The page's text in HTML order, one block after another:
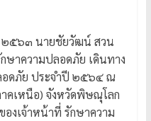
๕๖๓ นายชัยวัฒน์ สวน
ษาความปลอดภัย เดินทาง
อดภัย ประจำปี ๒๕๖๔ ณ
คเหนือ) จังหวัดพิษณุโลก
งเจ้าหน้าที่ รักษาความ